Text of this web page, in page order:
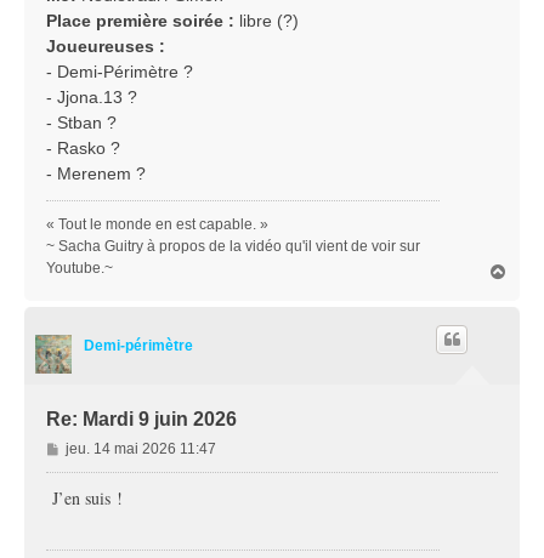
Place première soirée : libre (?)
Joueureuses :
- Demi-Périmètre ?
- Jjona.13 ?
- Stban ?
- Rasko ?
- Merenem ?
« Tout le monde en est capable. »
~ Sacha Guitry à propos de la vidéo qu'il vient de voir sur
Youtube.~
Demi-périmètre
Re: Mardi 9 juin 2026
M
e
s
jeu. 14 mai 2026 11:47
J’en suis !